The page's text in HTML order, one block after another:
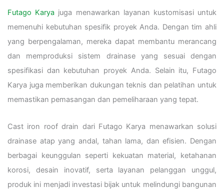
Futago Karya juga menawarkan layanan kustomisasi untuk
memenuhi kebutuhan spesifik proyek Anda. Dengan tim ahli
yang berpengalaman, mereka dapat membantu merancang
dan memproduksi sistem drainase yang sesuai dengan
spesifikasi dan kebutuhan proyek Anda. Selain itu, Futago
Karya juga memberikan dukungan teknis dan pelatihan untuk
memastikan pemasangan dan pemeliharaan yang tepat.
Cast iron roof drain dari Futago Karya menawarkan solusi
drainase atap yang andal, tahan lama, dan efisien. Dengan
berbagai keunggulan seperti kekuatan material, ketahanan
korosi, desain inovatif, serta layanan pelanggan unggul,
produk ini menjadi investasi bijak untuk melindungi bangunan